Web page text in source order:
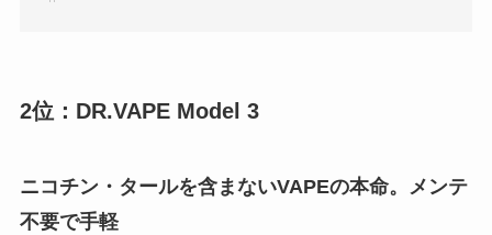
2位：DR.VAPE Model 3
ニコチン・タールを含まないVAPEの本命。メンテ
不要で手軽